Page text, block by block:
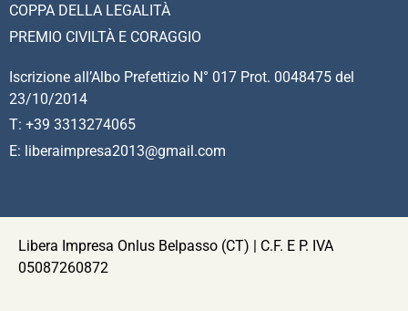
COPPA DELLA LEGALITÀ
PREMIO CIVILTÀ E CORAGGIO
Iscrizione all’Albo Prefettizio N° 017 Prot. 0048475 del
23/10/2014
T: +39 3313274065
E: liberaimpresa2013@gmail.com
Libera Impresa Onlus Belpasso (CT) | C.F. E P. IVA
05087260872